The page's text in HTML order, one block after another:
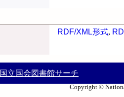
RDF/XML形式,
国立国会図書館サーチ
Copyright ©